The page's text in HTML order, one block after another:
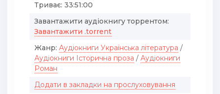
Триває: 33:51:00
Завантажити аудіокнигу торрентом:
Завантажити .torrent
Жанр: Аудіокниги Українська література /
Аудіокниги Історична проза / Аудіокниги
Роман
Додати в закладки на прослуховування